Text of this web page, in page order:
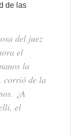
de las
del juez
el
la
corrió de la
¿A
el